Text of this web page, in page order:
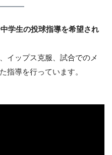
学生の投球指導を希望され
イップス克服、試合でのメ
指導を行っています。